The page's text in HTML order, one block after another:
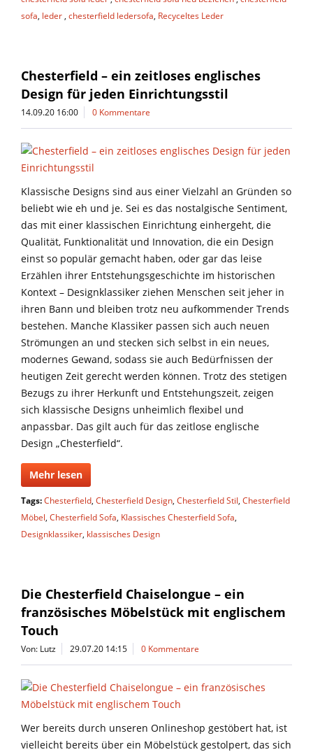
sofa, leder, chesterfield ledersofa, Recyceltes Leder
Chesterfield – ein zeitloses englisches
Design für jeden Einrichtungsstil
14.09.20 16:00 0 Kommentare
Klassische Designs sind aus einer Vielzahl an Gründen so
beliebt wie eh und je. Sei es das nostalgische Sentiment,
das mit einer klassischen Einrichtung einhergeht, die
Qualität, Funktionalität und Innovation, die ein Design
einst so populär gemacht haben, oder gar das leise
Erzählen ihrer Entstehungsgeschichte im historischen
Kontext – Designklassiker ziehen Menschen seit jeher in
ihren Bann und bleiben trotz neu aufkommender Trends
bestehen. Manche Klassiker passen sich auch neuen
Strömungen an und stecken sich selbst in ein neues,
modernes Gewand, sodass sie auch Bedürfnissen der
heutigen Zeit gerecht werden können. Trotz des stetigen
Bezugs zu ihrer Herkunft und Entstehungszeit, zeigen
sich klassische Designs unheimlich flexibel und
anpassbar. Das gilt auch für das zeitlose englische
Design „Chesterfield“.
Mehr lesen
Tags:Chesterfield, Chesterfield Design, Chesterfield Stil, Chesterfield
Möbel, Chesterfield Sofa, Klassisches Chesterfield Sofa,
Designklassiker, klassisches Design
Die Chesterfield Chaiselongue – ein
französisches Möbelstück mit englischem
Touch
Von: Lutz 29.07.20 14:15 0 Kommentare
Wer bereits durch unseren Onlineshop gestöbert hat, ist
vielleicht bereits über ein Möbelstück gestolpert, das sich